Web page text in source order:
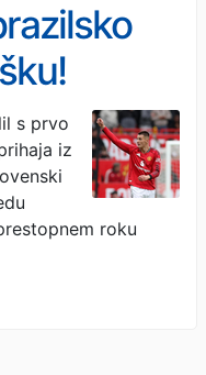
bo
s prvo
iz
roku